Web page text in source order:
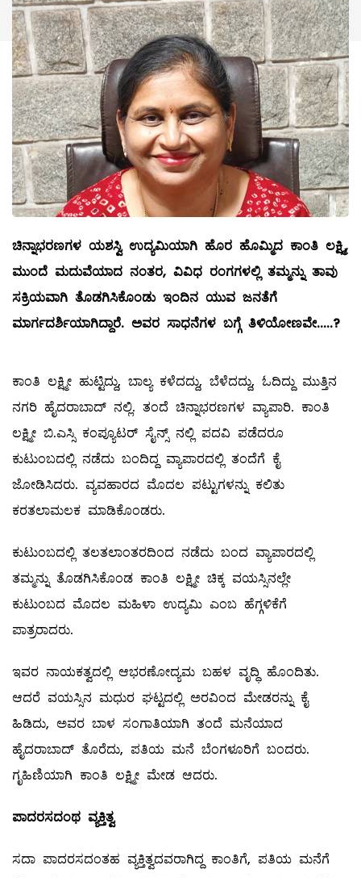
ಚಿನ್ನಾಭರಣಗಳ ಯಶಸ್ವಿ ಉದ್ಯಮಿಯಾಗಿ ಹೊರ ಹೊಮ್ಮಿದ ಕಾಂತಿ ಲಕ್ಷ್ಮಿ,
ಮುಂದೆ ಮದುವೆಯಾದ ನಂತರ, ವಿವಿಧ ರಂಗಗಳಲ್ಲಿ ತಮ್ಮನ್ನು ತಾವು
ಸಕ್ರಿಯವಾಗಿ ತೊಡಗಿಸಿಕೊಂಡು ಇಂದಿನ ಯುವ ಜನತೆಗೆ
ಮಾರ್ಗದರ್ಶಿಯಾಗಿದ್ದಾರೆ. ಅವರ ಸಾಧನೆಗಳ ಬಗ್ಗೆ ತಿಳಿಯೋಣವೇ.....?
ಕಾಂತಿ ಲಕ್ಷ್ಮೀ ಹುಟ್ಟಿದ್ದು, ಬಾಲ್ಯ ಕಳೆದದ್ದು, ಬೆಳೆದದ್ದು, ಓದಿದ್ದು ಮುತ್ತಿನ
ನಗರಿ ಹೈದರಾಬಾದ್‌ ನಲ್ಲಿ. ತಂದೆ ಚಿನ್ನಾಭರಣಗಳ ವ್ಯಾಪಾರಿ. ಕಾಂತಿ
ಲಕ್ಷ್ಮೀ ಬಿ.ಎಸ್ಸಿ ಕಂಪ್ಯೂಟರ್‌ ಸೈನ್ಸ್ ನಲ್ಲಿ ಪದವಿ ಪಡೆದರೂ
ಕುಟುಂಬದಲ್ಲಿ ನಡೆದು ಬಂದಿದ್ದ ವ್ಯಾಪಾರದಲ್ಲಿ ತಂದೆಗೆ ಕೈ
ಜೋಡಿಸಿದರು. ವ್ಯವಹಾರದ ಮೊದಲ ಪಟ್ಟುಗಳನ್ನು ಕಲಿತು
ಕರತಲಾಮಲಕ ಮಾಡಿಕೊಂಡರು.
ಕುಟುಂಬದಲ್ಲಿ ತಲತಲಾಂತರದಿಂದ ನಡೆದು ಬಂದ ವ್ಯಾಪಾರದಲ್ಲಿ
ತಮ್ಮನ್ನು ತೊಡಗಿಸಿಕೊಂಡ ಕಾಂತಿ ಲಕ್ಷ್ಮೀ ಚಿಕ್ಕ ವಯಸ್ಸಿನಲ್ಲೇ
ಕುಟುಂಬದ ಮೊದಲ ಮಹಿಳಾ ಉದ್ಯಮಿ ಎಂಬ ಹೆಗ್ಗಳಿಕೆಗೆ
ಪಾತ್ರರಾದರು.
ಇವರ ನಾಯಕತ್ವದಲ್ಲಿ ಆಭರಣೋದ್ಯಮ ಬಹಳ ವೃದ್ಧಿ ಹೊಂದಿತು.
ಆದರೆ ವಯಸ್ಸಿನ ಮಧುರ ಘಟ್ಟದಲ್ಲಿ ಅರವಿಂದ ಮೇಡರನ್ನು ಕೈ
ಹಿಡಿದು, ಅವರ ಬಾಳ ಸಂಗಾತಿಯಾಗಿ ತಂದೆ ಮನೆಯಾದ
ಹೈದರಾಬಾದ್‌ ತೊರೆದು, ಪತಿಯ ಮನೆ ಬೆಂಗಳೂರಿಗೆ ಬಂದರು.
ಗೃಹಿಣಿಯಾಗಿ ಕಾಂತಿ ಲಕ್ಷ್ಮೀ ಮೇಡ ಆದರು.
ಪಾದರಸದಂಥ ವ್ಯಕ್ತಿತ್ವ
ಸದಾ ಪಾದರಸದಂತಹ ವ್ಯಕ್ತಿತ್ವದವರಾಗಿದ್ದ ಕಾಂತಿಗೆ, ಪತಿಯ ಮನೆಗೆ